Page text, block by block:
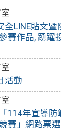
全LINE貼文暨
賽作品, 踴躍
活動
114年宣導防
賽」網路票